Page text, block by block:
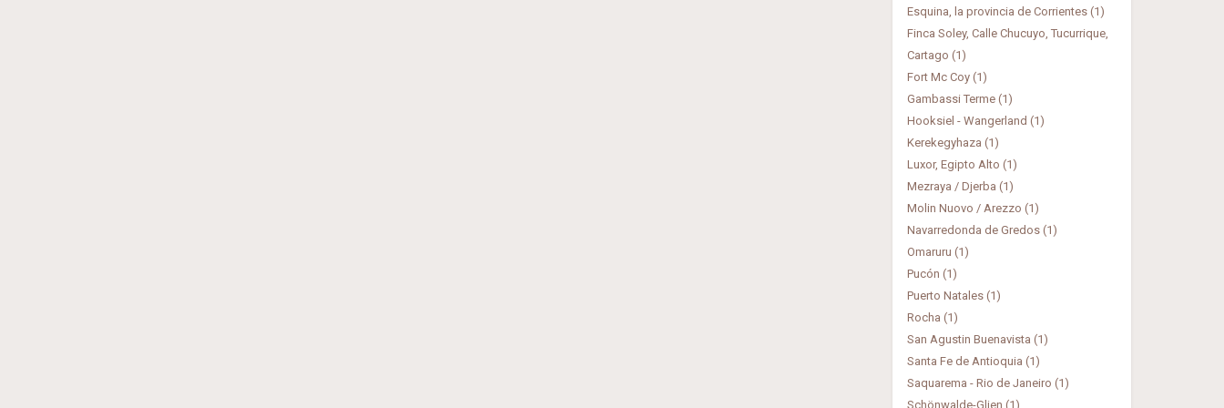
Esquina, la provincia de Corrientes (1)
Finca Soley, Calle Chucuyo, Tucurrique,
Cartago (1)
Fort Mc Coy (1)
Gambassi Terme (1)
Hooksiel - Wangerland (1)
Kerekegyhaza (1)
Luxor, Egipto Alto (1)
Mezraya / Djerba (1)
Molin Nuovo / Arezzo (1)
Navarredonda de Gredos (1)
Omaruru (1)
Pucón (1)
Puerto Natales (1)
Rocha (1)
San Agustin Buenavista (1)
Santa Fe de Antioquia (1)
Saquarema - Rio de Janeiro (1)
Schönwalde-Glien (1)